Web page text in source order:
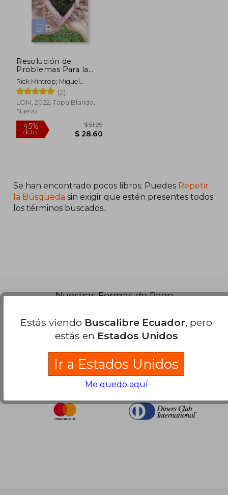
Resolución de
Problemas Para la
Mejora Continua
Rick Mintrop; Miguel
Órdenes
(2)
LOM, 2022, Tapa Blanda,
Nuevo
45%
dcto.
$ 51.99
$ 28.60
Se han encontrado pocos libros. Puedes Repetir
la Búsqueda sin exigir que estén presentes todos
los términos buscados..
Nuestras Formas de Pago
Estás viendo Buscalibre Ecuador, pero
estás en Estados Unidos
Ir a Estados Unidos
Me quedo aquí